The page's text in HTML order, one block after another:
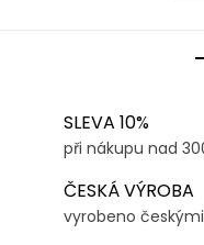
SLEVA 10%
při nákupu nad
ČESKÁ VÝROBA
vyrobeno